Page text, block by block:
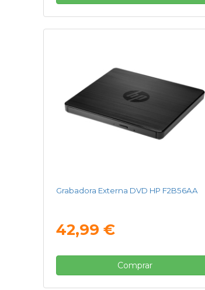
Grabadora Externa DVD HP F2B56AA
42,99 €
Comprar